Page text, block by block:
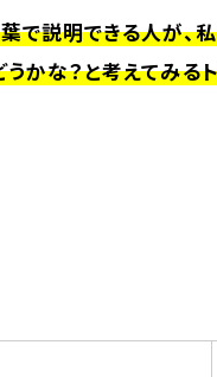
で説明できる人が、
かな？と考えてみる